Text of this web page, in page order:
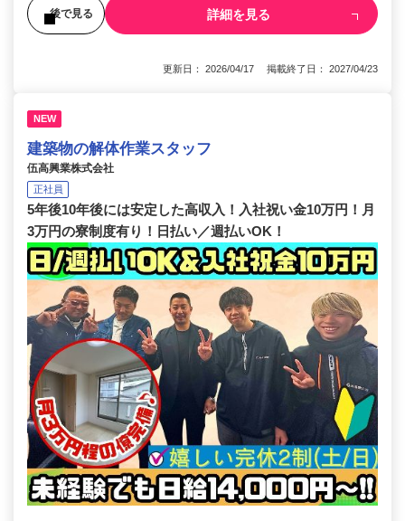
後で見る 詳細を見る
更新日： 2026/04/17 掲載終了日： 2027/04/23
NEW
建築物の解体作業スタッフ
伍高興業株式会社
正社員
5年後10年後には安定した高収入！入社祝い金10万円！月
3万円の寮制度有り！日払い／週払いOK！